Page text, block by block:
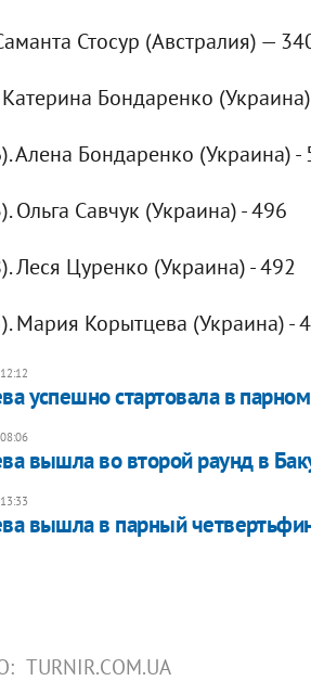
Стосур (Австралия) —
Бондаренко
Алена Бондаренко (Украина) -
Ольга Савчук (Украина) - 496
Леся Цуренко (Украина) - 492
Мария Корытцева (Украина) -
успешно стартовала в
вышла во второй раунд в
вышла в парный
TURNIR.COM.UA